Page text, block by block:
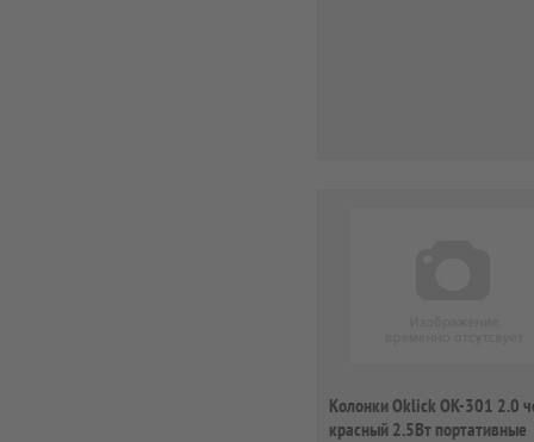
Колонки Oklick OK-301 2.0
красный 2.5Вт портативные